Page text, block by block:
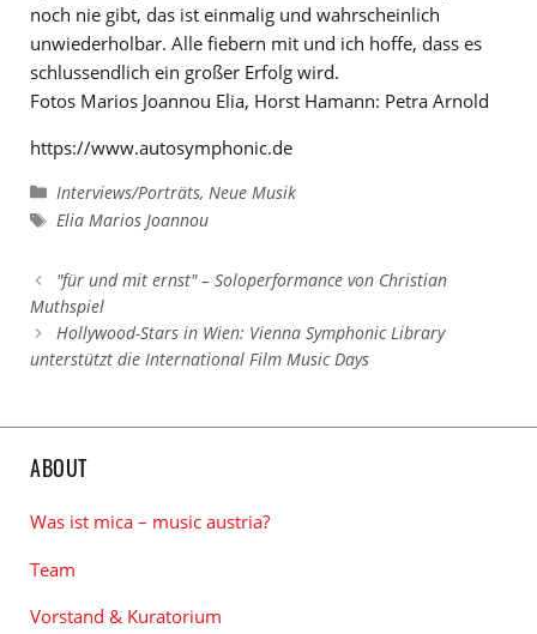
noch nie gibt, das ist einmalig und wahrscheinlich
unwiederholbar. Alle fiebern mit und ich hoffe, dass es
schlussendlich ein großer Erfolg wird.
Fotos Marios Joannou Elia, Horst Hamann: Petra Arnold
https://www.autosymphonic.de
Kategorien
Interviews/Porträts, Neue Musik
Schlagwörter
Elia Marios Joannou
"für und mit ernst" – Soloperformance von Christian
Muthspiel
Hollywood-Stars in Wien: Vienna Symphonic Library
unterstützt die International Film Music Days
ABOUT
Was ist mica – music austria?
Team
Vorstand & Kuratorium